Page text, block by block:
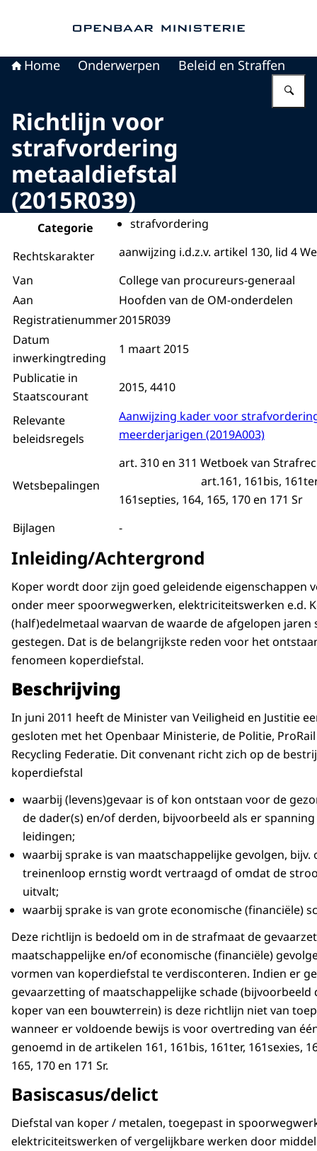
Home Onderwerpen Beleid en Straffen
Richtlijn voor
strafvordering
metaaldiefstal
(2015R039)
Categorie strafvordering
Rechtskarakter
aanwijzing i.d.z.v. artikel 130, lid 4
Van
College van procureurs-generaal
Aan
Hoofden van de OM-onderdelen
Registratienummer2015R039
Datum
inwerkingtreding
1 maart 2015
Publicatie in
Staatscourant
2015, 4410
Relevante
beleidsregels
Aanwijzing kader voor
meerderjarigen (2019A003)
Wetsbepalingen
art. 310 en 311 Wetboek van
art.161, 161bis, 161ter,
161septies, 164, 165, 170 en 171 Sr
Bijlagen
-
Inleiding/Achtergrond
Koper wordt door zijn goed geleidende eigenschappen
onder meer spoorwegwerken, elektriciteitswerken e.d.
(half)edelmetaal waarvan de waarde de afgelopen jaren
gestegen. Dat is de belangrijkste reden voor het
fenomeen koperdiefstal.
Beschrijving
In juni 2011 heeft de Minister van Veiligheid en Justitie
gesloten met het Openbaar Ministerie, de Politie,
Recycling Federatie. Dit convenant richt zich op de
koperdiefstal
waarbij (levens)gevaar is of kon ontstaan voor de
de dader(s) en/of derden, bijvoorbeeld als er
leidingen;
waarbij sprake is van maatschappelijke gevolgen, bijv.
treinenloop ernstig wordt vertraagd of omdat de
uitvalt;
waarbij sprake is van grote economische (financiële)
Deze richtlijn is bedoeld om in de strafmaat de
maatschappelijke en/of economische (financiële)
vormen van koperdiefstal te verdisconteren. Indien er
gevaarzetting of maatschappelijke schade (bijvoorbeeld
koper van een bouwterrein) is deze richtlijn niet van
wanneer er voldoende bewijs is voor overtreding van
genoemd in de artikelen 161, 161bis, 161ter, 161sexies,
165, 170 en 171 Sr.
Basiscasus/delict
Diefstal van koper / metalen, toegepast in
elektriciteitswerken of vergelijkbare werken door